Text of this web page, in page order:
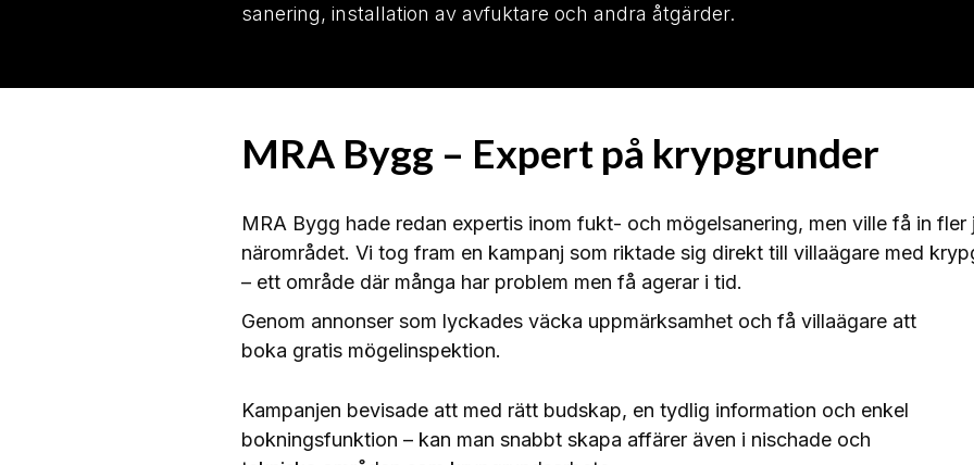
sanering, installation av avfuktare och andra åtgärder.
MRA Bygg – Expert på krypgrunder
MRA Bygg hade redan expertis inom fukt- och mögelsanering, men ville få in fler
närområdet. Vi tog fram en kampanj som riktade sig direkt till villaägare med
– ett område där många har problem men få agerar i tid.
Genom annonser som lyckades väcka uppmärksamhet och få villaägare att
boka gratis mögelinspektion.
Kampanjen bevisade att med rätt budskap, en tydlig information och enkel
bokningsfunktion – kan man snabbt skapa affärer även i nischade och